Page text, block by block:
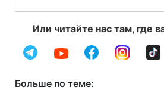
Или читайте нас там, где
Больше по теме: